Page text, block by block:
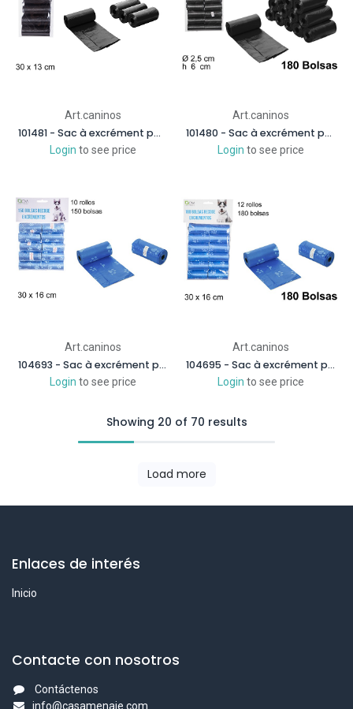
Art.caninos
101481 - Sac à excrément pour chiens noirs 60 unités
Login to see price
Art.caninos
101480 - Sac à excrément pour chiens noirs 180 unités
Login to see price
Art.caninos
104693 - Sac à excrément pour chiens décorés 150 unités
Login to see price
Art.caninos
104695 - Sac à excrément pour chiens décorés 180 unités
Login to see price
Showing 20 of 70 results
Load more
Enlaces de interés
Inicio
Contacte con nosotros
Contáctenos
info@casamenaje.com